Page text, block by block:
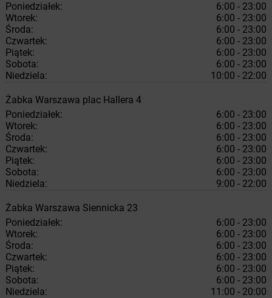
Poniedziałek:
6:00 - 23:00
Wtorek:
6:00 - 23:00
Środa:
6:00 - 23:00
Czwartek:
6:00 - 23:00
Piątek:
6:00 - 23:00
Sobota:
6:00 - 23:00
Niedziela:
10:00 - 22:00
Żabka Warszawa plac Hallera 4
Poniedziałek:
6:00 - 23:00
Wtorek:
6:00 - 23:00
Środa:
6:00 - 23:00
Czwartek:
6:00 - 23:00
Piątek:
6:00 - 23:00
Sobota:
6:00 - 23:00
Niedziela:
9:00 - 22:00
Żabka Warszawa Siennicka 23
Poniedziałek:
6:00 - 23:00
Wtorek:
6:00 - 23:00
Środa:
6:00 - 23:00
Czwartek:
6:00 - 23:00
Piątek:
6:00 - 23:00
Sobota:
6:00 - 23:00
Niedziela:
11:00 - 20:00